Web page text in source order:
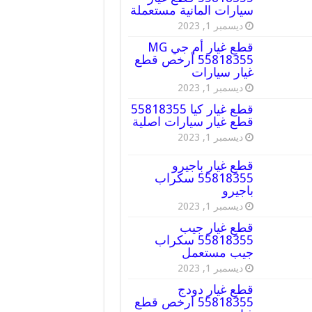
سيارات المانية مستعملة
ديسمبر 1, 2023
قطع غيار أم جي MG
55818355 أرخص قطع
غيار سيارات
ديسمبر 1, 2023
قطع غيار كيا 55818355
قطع غيار سيارات اصلية
ديسمبر 1, 2023
قطع غيار باجيرو
55818355 سكراب
باجيرو
ديسمبر 1, 2023
قطع غيار جيب
55818355 سكراب
جيب مستعمل
ديسمبر 1, 2023
قطع غيار دودج
55818355 ارخص قطع